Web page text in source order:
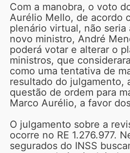
Com a manobra, o voto
Aurélio Mello, de acordo
plenário virtual, não seria
novo ministro, André
poderá votar e alterar o
ministros, que
como uma tentativa de
resultado do julgamento,
questão de ordem para
Marco Aurélio, a favor
O julgamento sobre a
ocorre no RE 1.276.977.
segurados do INSS